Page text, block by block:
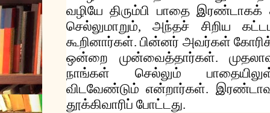
வழியே திரும்பி பாதை இரண்டாகக்
செல்லுமாறும்,அந்தச் சிறிய
கூறினார்கள்.பின்னர் அவர்கள்
ஒன்றை
முன்வைத்தார்கள்.
நாங்கள்
செல்லும்
விடவேண்டும் என்றார்கள்.
தூக்கிவாரிப் போட்டது.